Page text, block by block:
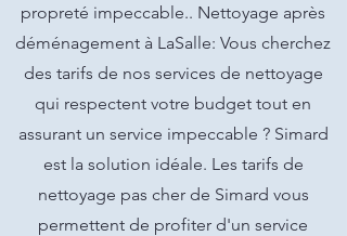
propreté impeccable.. Nettoyage après
déménagement à LaSalle: Vous cherchez
des tarifs de nos services de nettoyage
qui respectent votre budget tout en
assurant un service impeccable ? Simard
est la solution idéale. Les tarifs de
nettoyage pas cher de Simard vous
permettent de profiter d'un service